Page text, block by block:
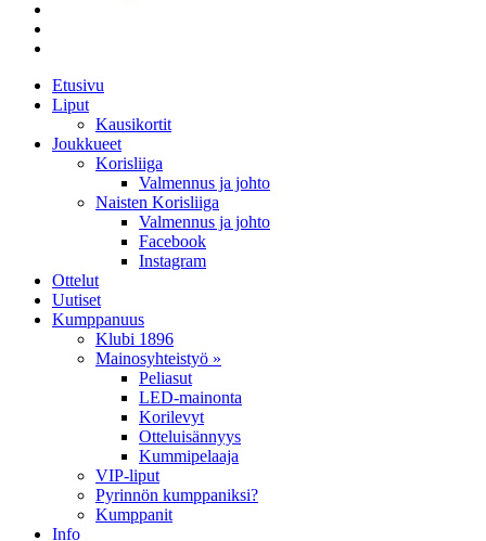
Etusivu
Liput
Kausikortit
Joukkueet
Korisliiga
Valmennus ja johto
Naisten Korisliiga
Valmennus ja johto
Facebook
Instagram
Ottelut
Uutiset
Kumppanuus
Klubi 1896
Mainosyhteistyö »
Peliasut
LED-mainonta
Korilevyt
Otteluisännyys
Kummipelaaja
VIP-liput
Pyrinnön kumppaniksi?
Kumppanit
Info